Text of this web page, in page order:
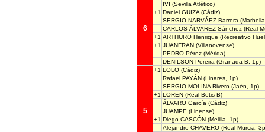
6
IVI (Sevilla Atlético)
+1 Daniel GÜIZA (Cádiz)
SERGIO NARVÁEZ Barrera
CARLOS ÁLVAREZ Sánchez (Real
+1 ARTHURO Henrique (Recreativo
+1 JUANFRAN (Villanovense)
PEDRO Pérez (Mérida)
DENILSON Pereira (Granada B, 1p)
5
+1 LOLO (Cádiz)
Rafael PAYÁN (Linares, 1p)
SERGIO MOLINA Rivero (Jaén, 1p)
+1 LOREN (Real Betis B)
ÁLVARO García (Cádiz)
JUAMPE (Linense)
+1 Diego CASCÓN (Melilla, 1p)
Alejandro CHAVERO (Real Murcia,